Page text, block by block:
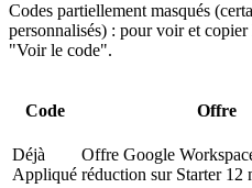
Codes partiellement masqués
personnalisés) : pour voir et
"Voir le code".
Code Offre
Déjà
Appliqué
Offre Google
réduction sur Starter 12